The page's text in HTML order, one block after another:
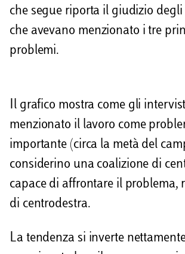
che segue riporta il giudizio
che avevano menzionato i tre
problemi.
Il grafico mostra come gli
menzionato il lavoro come
importante (circa la metà del
considerino una coalizione di
capace di affrontare il problema,
di centrodestra.
La tendenza si inverte